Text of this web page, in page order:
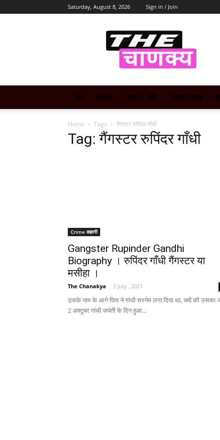
Saturday, August 8, 2026 Sign in / Join
Chanakya
होम क्राइम फिल्म / टीवी लाइफस्टाइल
Home Tags गैंगस्टर रुपिंदर गाँधी
Tag: गैंगस्टर रुपिंदर गाँधी
Crime कहानी
Gangster Rupinder Gandhi
Biography । रुपिंदर गाँधी गैंगस्टर या
मसीहा ।
The Chanakya - 3 July , 2021
उसके नाम के आगे पिता ने गांधी सरनेम लगा दिया था, क्यों की उसका
2 अक्टूबर गांधी जयंती के दिन हुआ...